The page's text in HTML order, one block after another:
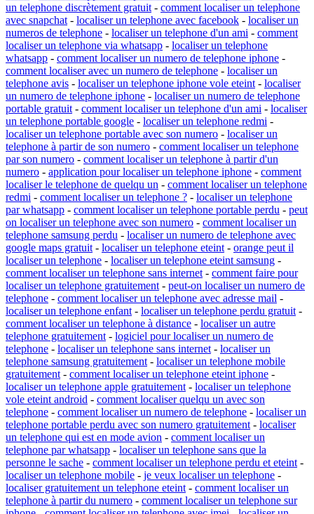
un telephone discrètement gratuit - comment localiser un telephone
avec snapchat - localiser un telephone avec facebook - localiser un
numeros de telephone - localiser un telephone d'un ami - comment
localiser un telephone via whatsapp - localiser un telephone
whatsapp - comment localiser un numero de telephone iphone -
comment localiser avec un numero de telephone - localiser un
telephone avis - localiser un telephone iphone vole eteint - localiser
un numero de telephone iphone - localiser un numero de telephone
portable gratuit - comment localiser un telephone d'un ami - localiser
un telephone portable google - localiser un telephone redmi -
localiser un telephone portable avec son numero - localiser un
telephone à partir de son numero - comment localiser un telephone
par son numero - comment localiser un telephone à partir d'un
numero - application pour localiser un telephone iphone - comment
localiser le telephone de quelqu un - comment localiser un telephone
redmi - comment localiser un telephone ? - localiser un telephone
par whatsapp - comment localiser un telephone portable perdu - peut
on localiser un telephone avec son numero - comment localiser un
telephone samsung perdu - localiser un numero de telephone avec
google maps gratuit - localiser un telephone eteint - orange peut il
localiser un telephone - localiser un telephone eteint samsung -
comment localiser un telephone sans internet - comment faire pour
localiser un telephone gratuitement - peut-on localiser un numero de
telephone - comment localiser un telephone avec adresse mail -
localiser un telephone enfant - localiser un telephone perdu gratuit -
comment localiser un telephone à distance - localiser un autre
telephone gratuitement - logiciel pour localiser un numero de
telephone - localiser un telephone sans internet - localiser un
telephone samsung gratuitement - localiser un telephone mobile
gratuitement - comment localiser un telephone eteint iphone -
localiser un telephone apple gratuitement - localiser un telephone
vole eteint android - comment localiser quelqu un avec son
telephone - comment localiser un numero de telephone - localiser un
telephone portable perdu avec son numero gratuitement - localiser
un telephone qui est en mode avion - comment localiser un
telephone par whatsapp - localiser un telephone sans que la
personne le sache - comment localiser un telephone perdu et eteint -
localiser un telephone mobile - je veux localiser un telephone -
localiser gratuitement un telephone eteint - comment localiser un
telephone à partir du numero - comment localiser un telephone sur